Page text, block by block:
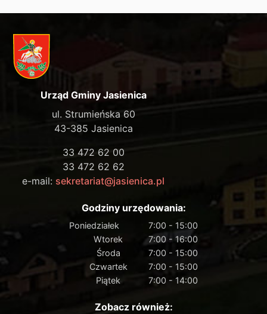
Urząd Gminy Jasienica
ul. Strumieńska 60
43-385 Jasienica
33 472 62 00
33 472 62 62
e-mail: sekretariat@jasienica.pl
Godziny urzędowania:
Poniedziałek
7:00 - 15:00
Wtorek
7:00 - 16:00
Środa
7:00 - 15:00
Czwartek
7:00 - 15:00
Piątek
7:00 - 14:00
Zobacz również: